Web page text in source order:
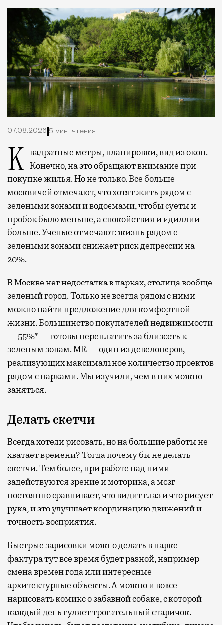
07.08.2026 5 мин. чтения
Квадратные метры, планировки, вид из окон. Конечно, на это обращают внимание при
покупке жилья. Но не только. Все больше
москвичей отмечают, что хотят жить рядом с
зелеными зонами и водоемами, чтобы суеты и
пробок было меньше, а спокойствия и идиллии
больше. Ученые отмечают: жизнь рядом с
зелеными зонами снижает риск депрессии на
20%.
В Москве нет недостатка в парках, столица вообще
зеленый город. Только не всегда рядом с ними
можно найти предложение для комфортной
жизни. Большинство покупателей недвижимости
— 55%* — готовы переплатить за близость к
зеленым зонам.MR — один из девелоперов,
реализующих максимальное количество проектов
рядом с парками. Мы изучили, чем в них можно
заняться.
Делать скетчи
Всегда хотели рисовать, но на большие работы не
хватает времени? Тогда почему бы не делать
скетчи. Тем более, при работе над ними
задействуются зрение и моторика, а мозг
постоянно сравнивает, что видит глаз и что рисует
рука, и это улучшает координацию движений и
точность восприятия.
Быстрые зарисовки можно делать в парке —
фактура тут все время будет разной, например
смена времен года или интересные
архитектурные объекты. А можно и вовсе
нарисовать комикс о забавной собаке, с которой
каждый день гуляет трогательный старичок.